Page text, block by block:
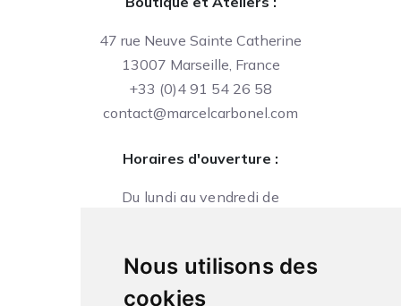
Nous utilisons des
cookies
47 rue Neuve Sainte Catherine
13007 Marseille, France
+33 (0)4 91 54 26 58
contact@marcelcarbonel.com
Horaires d'ouverture :
Du lundi au vendredi de
10h à 13h et de 14h à 18h